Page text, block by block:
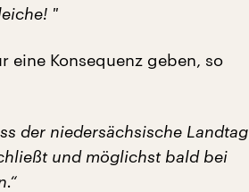
"
eine Konsequenz geben, so
der niedersächsische Landtag
und möglichst bald bei